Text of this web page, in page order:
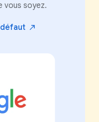
vous soyez.
défaut